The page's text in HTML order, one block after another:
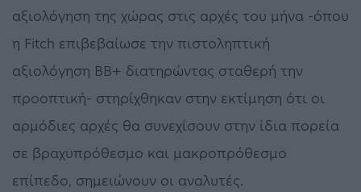
αξιολόγηση της χώρας στις αρχές του μήνα -όπου
η Fitch επιβεβαίωσε την πιστοληπτική
αξιολόγηση BB+ διατηρώντας σταθερή την
προοπτική- στηρίχθηκαν στην εκτίμηση ότι οι
αρμόδιες αρχές θα συνεχίσουν στην ίδια πορεία
σε βραχυπρόθεσμο και μακροπρόθεσμο
επίπεδο, σημειώνουν οι αναλυτές.